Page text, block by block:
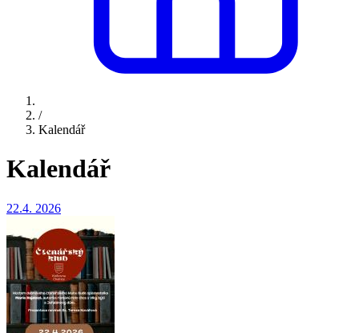
/
Kalendář
Kalendář
22.4. 2026